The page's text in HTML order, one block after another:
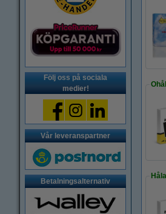
Följ oss på sociala
medier!
Vår leveranspartner
Betalningsalternativ